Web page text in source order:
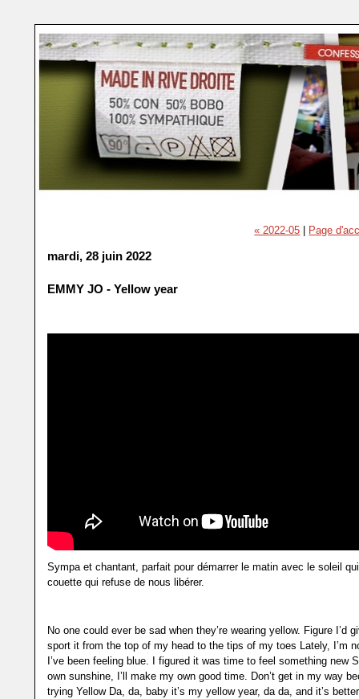
« 2022-05 Page
mardi, 28 juin 2022
EMMY JO - Yellow year
Sympa et chantant, parfait pour démarrer le matin avec le soleil
couette qui refuse de nous libérer.
No one could ever be sad when they’re wearing yellow. Figure I’d
sport it from the top of my head to the tips of my toes Lately, I’m
I’ve been feeling blue. I figured it was time to feel something new
own sunshine, I’ll make my own good time. Don’t get in my way
trying Yellow Da, da, baby it’s my yellow year, da da, and it’s